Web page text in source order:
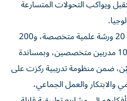
ويواكب التحولات المتسارعة
وقدم النادي خلال البرنامج 20 ورشة علمية متخصصة، و200
محاضرة تدريبية، بإشراف 10 مدربين متخصصين، وبمساندة
ضمن منظومة تدريبية ركزت على
والابتكار والعمل الجماعي،